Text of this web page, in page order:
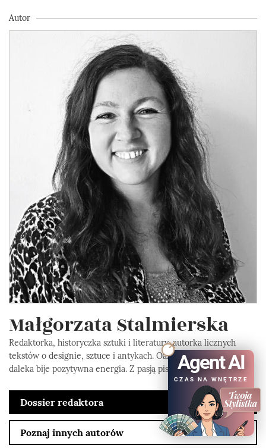
Autor
Małgorzata Stalmierska
Redaktorka, historyczka sztuki i literatury, autorka licznych
tekstów o designie, sztuce i antykach. Oaza spokoju od której z
daleka bije pozytywna energia. Z pasją pisze...
Dossier redaktora
Poznaj innych autorów
Agent AI
CZAS NA WNĘTRZE